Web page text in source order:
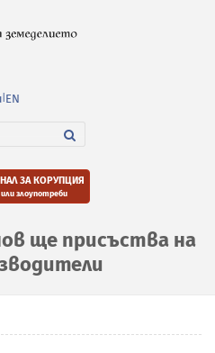
EN
ЗА КОРУПЦИЯ
или злоупотреби
ще присъства на